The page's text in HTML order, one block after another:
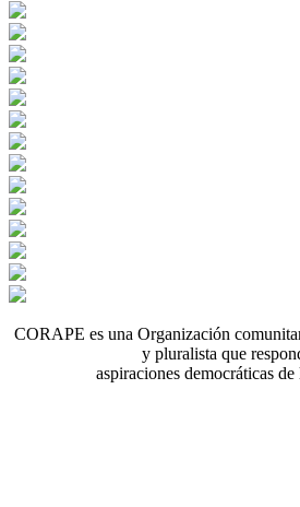
CORAPE es una Organización
y pluralista que
aspiraciones democráticas